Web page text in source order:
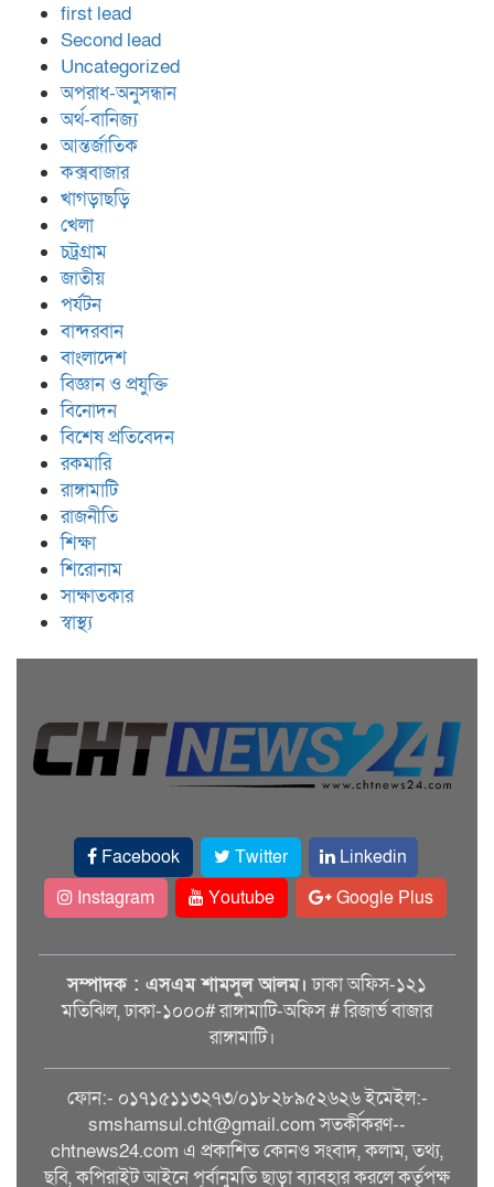
first lead
Second lead
Uncategorized
অপরাধ-অনুসন্ধান
অর্থ-বানিজ্য
আন্তর্জাতিক
কক্সবাজার
খাগড়াছড়ি
খেলা
চট্রগ্রাম
জাতীয়
পর্যটন
বান্দরবান
বাংলাদেশ
বিজ্ঞান ও প্রযুক্তি
বিনোদন
বিশেষ প্রতিবেদন
রকমারি
রাঙ্গামাটি
রাজনীতি
শিক্ষা
শিরোনাম
সাক্ষাতকার
স্বাস্থ্য
Facebook Twitter
Linkedin
Instagram
Youtube Google Plus
সম্পাদক : এসএম শামসুল আলম। ঢাকা অফিস-১২১
মতিঝিল, ঢাকা-১০০০# রাঙ্গামাটি-অফিস # রিজার্ভ বাজার
রাঙ্গামাটি।
ফোন:- ০১৭১৫১১৩২৭৩/০১৮২৮৯৫২৬২৬ ইমেইল:-
smshamsul.cht@gmail.com সতর্কীকরণ--
chtnews24.com এ প্রকাশিত কোনও সংবাদ, কলাম, তথ্য,
ছবি, কপিরাইট আইনে পূর্বানুমতি ছাড়া ব্যাবহার করলে কর্তৃপক্ষ